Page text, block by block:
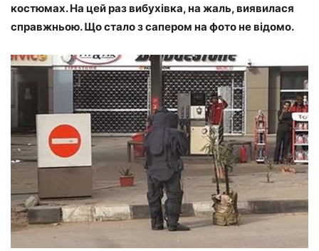
костюмах. На цей раз вибухівка, на жаль, виявилася
справжньою. Що стало з сапером на фото не відомо.